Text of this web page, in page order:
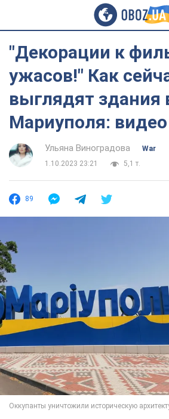
"Декорации к
ужасов!" Как
выглядят здания
Мариуполя: видео
Ульяна Виноградова
War
1.10.2023 23:21
5,1 т.
89